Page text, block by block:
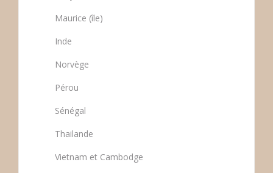
Maurice (île)
Inde
Norvège
Pérou
Sénégal
Thailande
Vietnam et Cambodge